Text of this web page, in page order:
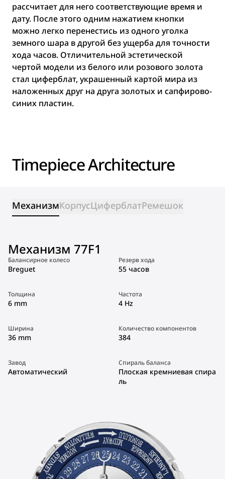
рассчитает для него соответствующие время и
дату. После этого одним нажатием кнопки
можно легко перенестись из одного уголка
земного шара в другой без ущерба для точности
хода часов. Отличительной эстетической
чертой модели из белого или розового золота
стал циферблат, украшенный картой мира из
наложенных друг на друга золотых и сапфирово-
синих пластин.
Timepiece Architecture
МеханизмКорпусЦиферблатРемешок
Механизм 77F1
Балансирное колесо
Breguet
Резерв хода
55 часов
Толщина
6 mm
Частота
4 Hz
Ширина
36 mm
Количество компонентов
384
Завод
Автоматический
Спираль баланса
Плоская кремниевая спира
ль